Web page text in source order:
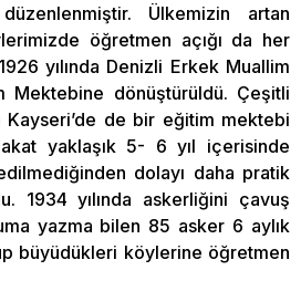
Ülkemizin artan
öğretmen açığı da her
yılında Denizli Erkek Muallim
Mektebine dönüştürüldü. Çeşitli
Kayseri’de de bir eğitim mektebi
yaklaşık 5- 6 yıl içerisinde
dolayı daha pratik
1934 yılında askerliğini çavuş
yazma bilen 85 asker 6 aylık
büyüdükleri köylerine öğretmen